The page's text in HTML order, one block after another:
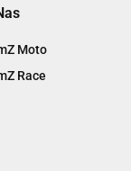
Moto
Race